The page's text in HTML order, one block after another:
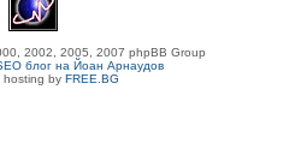
2002, 2005, 2007 phpBB Group
блог на Йоан Арнаудов
hosting by FREE.BG